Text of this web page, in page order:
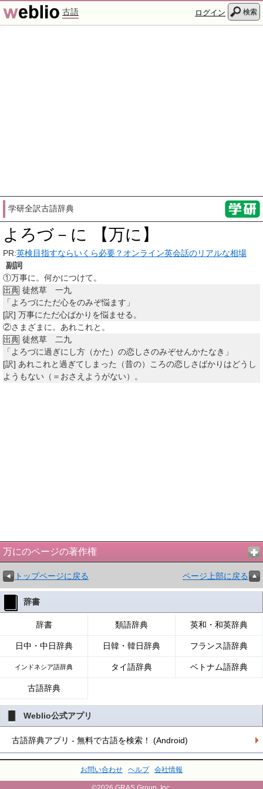
古語 ログイン 検索
学研全訳古語辞典
よろづ－に 【万に】
PR:英検目指すならいくら必要？オンライン英会話のリアルな相場
副詞
①万事に。何かにつけて。
出典 徒然草 一九
「よろづにただ心をのみぞ悩ます」
[訳] 万事にただ心ばかりを悩ませる。
②さまざまに。あれこれと。
出典 徒然草 二九
「よろづに過ぎにし方（かた）の恋しさのみぞせんかたなき」
[訳] あれこれと過ぎてしまった（昔の）ころの恋しさばかりはどうし
ようもない（＝おさえようがない）。
万にのページの著作権
トップページに戻る ページ上部に戻る
辞書
辞書 類語辞典 英和・和英辞典
日中・中日辞典 日韓・韓日辞典 フランス語辞典
インドネシア語辞典 タイ語辞典 ベトナム語辞典
古語辞典
Weblio公式アプリ
古語辞典アプリ - 無料で古語を検索！ (Android)
お問い合わせ ヘルプ 会社情報